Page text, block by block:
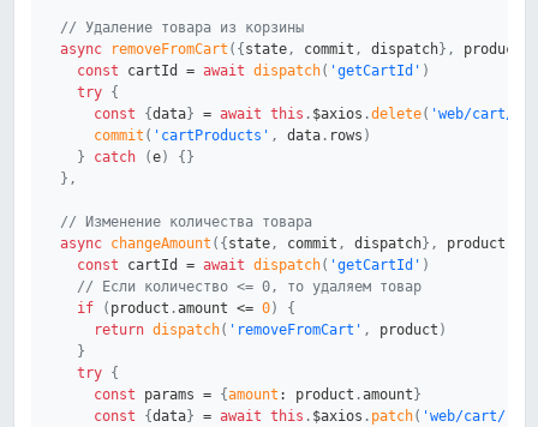
// Удаление товара из корзины
async
removeFromCart ( {state , commit , dispatch} , product
const cartId = await dispatch( 'getCartId' )
try {
const
{data} = await this . $axios .delete( 'web/cart/'
commit ( 'cartProducts' , data . rows )
}
catch (e) {}
} ,
// Изменение количества товара
async changeAmount ( {state , commit , dispatch} , product
const cartId = await dispatch( 'getCartId' )
// Если количество <= 0, то удаляем товар
if
( product .amount <= 0)
{
return dispatch( 'removeFromCart' , product )
}
try {
const params = {amount : product .amount}
const
{data} = await this . $axios . patch( 'web/cart/'